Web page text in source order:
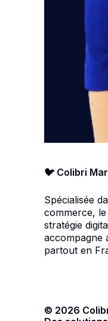
🐦 Colibri
Spécialisée
commerce,
stratégie
accompagne
partout en
© 2026